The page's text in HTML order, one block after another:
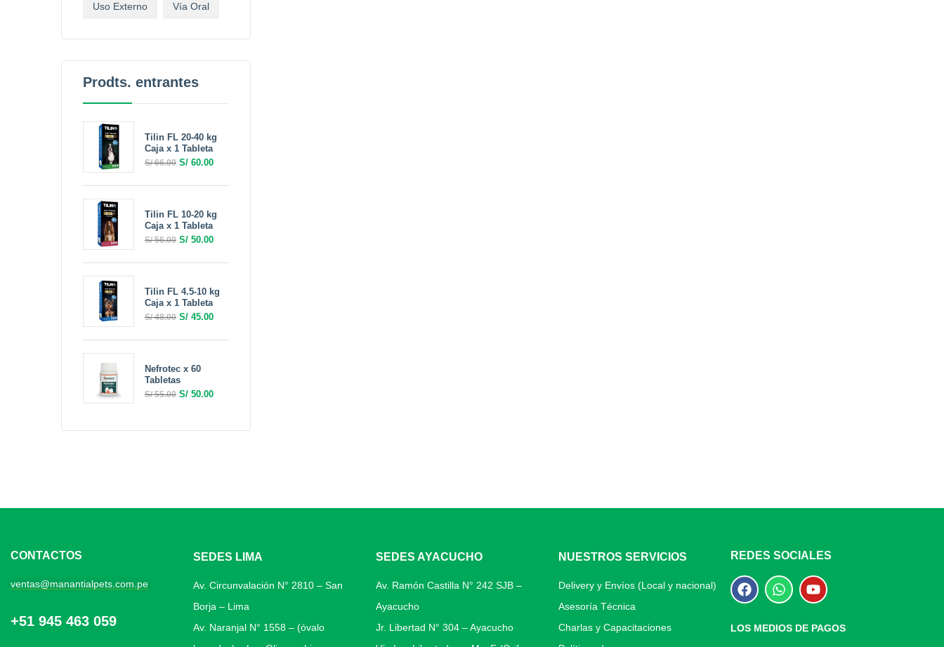
Uso Externo Vía Oral
Prodts. entrantes
Tilin FL 20-40 kg
Caja x 1 Tableta
S/66.00 S/60.00
Tilin FL 10-20 kg
Caja x 1 Tableta
S/56.00 S/50.00
Tilin FL 4.5-10 kg
Caja x 1 Tableta
S/48.00 S/45.00
Nefrotec x 60
Tabletas
S/55.00 S/50.00
CONTACTOS
ventas@manantialpets.com.pe
+51 945 463 059
SEDES LIMA
Av. Circunvalación N° 2810 – San
Borja – Lima
Av. Naranjal N° 1558 – (óvalo
SEDES AYACUCHO
Av. Ramón Castilla N° 242 SJB –
Ayacucho
Jr. Libertad N° 304 – Ayacucho
NUESTROS SERVICIOS
Delivery y Envíos (Local y nacional)
Asesoría Técnica
Charlas y Capacitaciones
REDES SOCIALES
LOS MEDIOS DE PAGOS